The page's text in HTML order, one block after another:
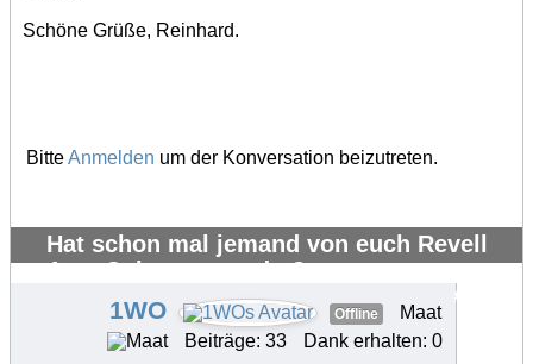
Schöne Grüße, Reinhard.
BitteAnmelden um der Konversation beizutreten.
Hat schon mal jemand von euch Revell
AquaColor verwendet?
#20332
1WO Offline
Maat
Beiträge: 33
Dank erhalten: 0